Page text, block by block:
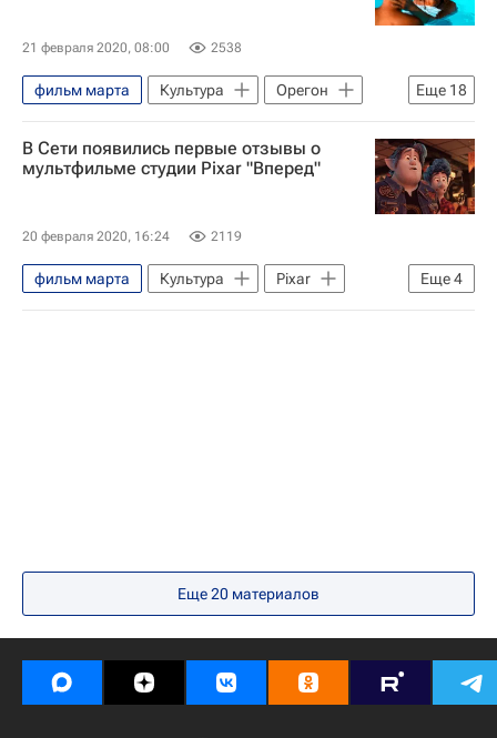
21 февраля 2020, 08:00 2538
Еще 18
фильм марта Культура
Орегон
Джонни Депп
Хавьер Бардем
Хелен Миррен
Тильда Суинтон
Ларс Айдингер
Крис Прэтт
Том Холланд
Элизабет Мосс
Эль Фэннинг
В Сети появились первые отзывы о
мультфильме студии Pixar "Вперед"
20 февраля 2020, 16:24 2119
Еще4
фильм марта Культура
Pixar
Новости культуры
Том Холланд
Еще20 материалов